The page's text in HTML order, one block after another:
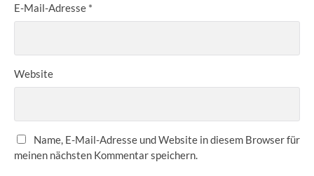
E-Mail-Adresse *
Website
Name, E-Mail-Adresse und Website in diesem Browser für
meinen nächsten Kommentar speichern.